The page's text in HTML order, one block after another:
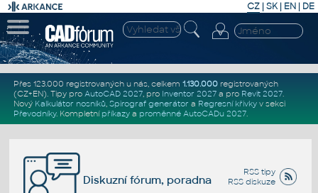
CZ | SK| EN | DE
Přes 123.000 registrovaných u nás, celkem 1.130.000registrovaných
(CZ+EN). Tipy pro AutoCAD 2027, pro Inventor 2027a pro Revit 2027.
Nový Kalkulátor nosníků, Spirograf generátor a Regresní křivkyv sekci
Převodníky. Kompletní příkazya proměnné AutoCADu 2027.
RSS tipy
RSS diskuze
Diskuzní fórum, poradna